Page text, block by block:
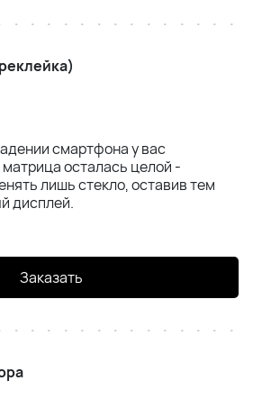
смартфона у вас
осталась целой -
лишь стекло, оставив тем
дисплей.
Заказать